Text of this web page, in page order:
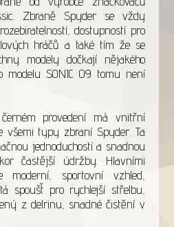
Zbraně Spyder se vždy
dostupností pro
hráčů a také tím že se
modely dočkají nějakého
modelu SONIC 09 tomu není
provedení má vnitřní
všemi typy zbraní Spyder. Ta
jednoduchostí a snadnou
častější údržby. Hlavními
sportovní vzhled,
spoušť pro rychlejší střelbu,
z delrinu, snadné čistění v